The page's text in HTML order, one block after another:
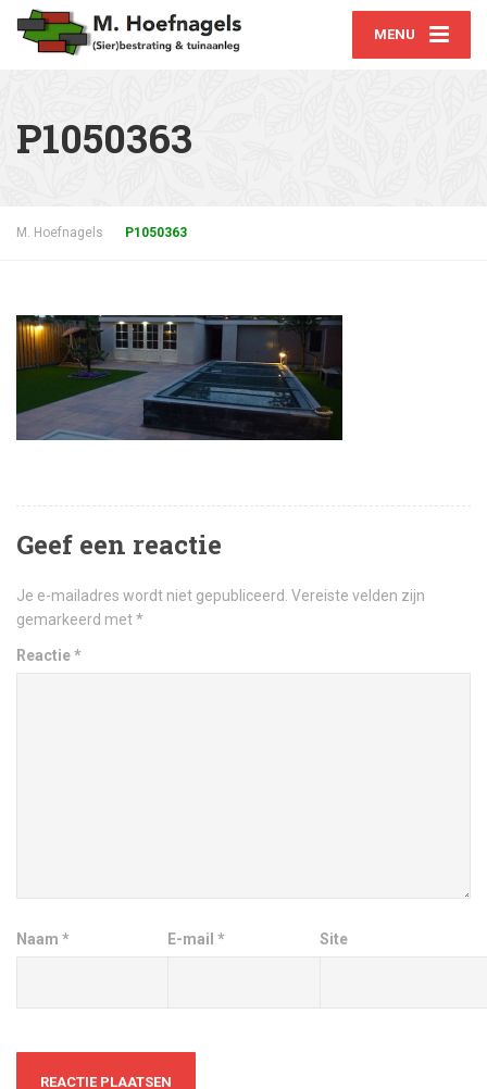
MENU
P1050363
M. Hoefnagels P1050363
Geef een reactie
Je e-mailadres wordt niet gepubliceerd. Vereiste velden zijn
gemarkeerd met*
Reactie*
Naam * E-mail* Site